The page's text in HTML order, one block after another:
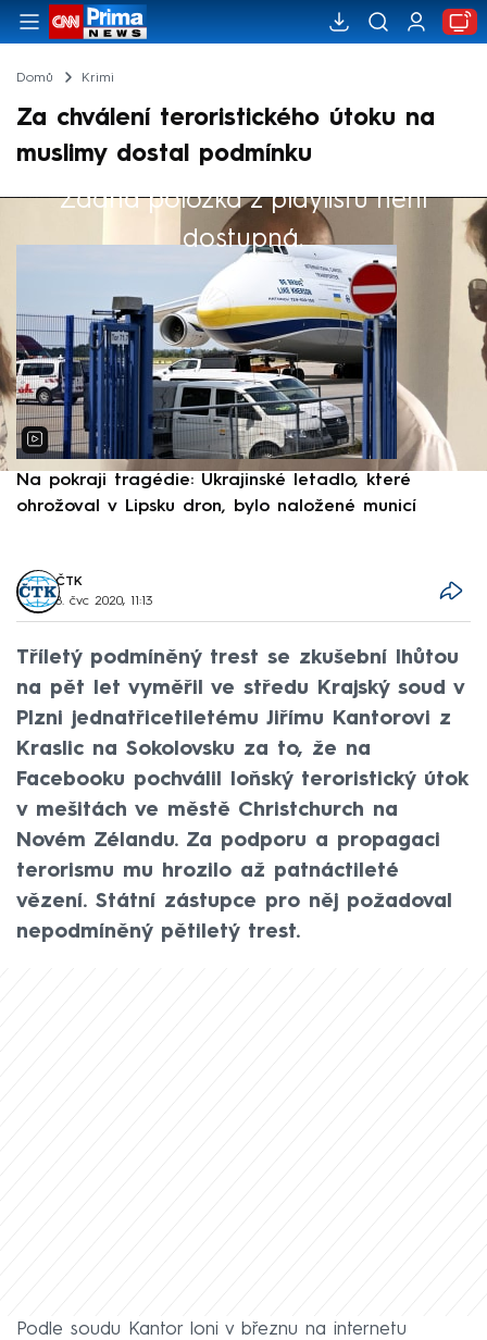
Domů Krimi
Za chválení teroristického útoku na
muslimy dostal podmínku
Žádná položka z playlistu není
dostupná.
Výběr redakce
Na pokraji tragédie: Ukrajinské letadlo, které
ohrožoval v Lipsku dron, bylo naložené municí
ČTK
8. čvc 2020, 11:13
Tříletý podmíněný trest se zkušební lhůtou
na pět let vyměřil ve středu Krajský soud v
Plzni jednatřicetiletému Jiřímu Kantorovi z
Kraslic na Sokolovsku za to, že na
Facebooku pochválil loňský teroristický útok
v mešitách ve městě Christchurch na
Novém Zélandu. Za podporu a propagaci
terorismu mu hrozilo až patnáctileté
vězení. Státní zástupce pro něj požadoval
nepodmíněný pětiletý trest.
Podle soudu Kantor loni v březnu na internetu